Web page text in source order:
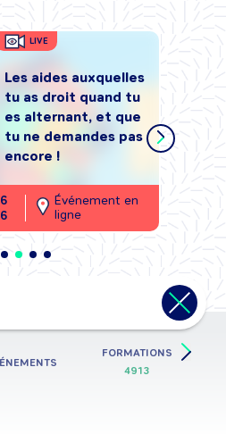
LIVE
Les aides auxquelles
tu as droit quand tu
es alternant, et que
tu ne demandes pas
encore !
Événement en
ligne
ici
job,
FORMATIONS
4913